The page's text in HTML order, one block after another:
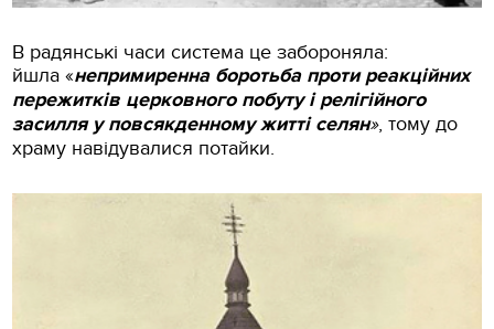
В радянські часи система це забороняла:
йшла «непримиренна боротьба проти реакційних
пережитків церковного побуту і релігійного
засилля у повсякденному житті селян», тому до
храму навідувалися потайки.